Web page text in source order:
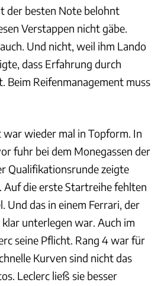
der besten Note belohnt
Verstappen nicht gäbe.
Und nicht, weil ihm Lando
dass Erfahrung durch
Beim Reifenmanagement muss
war wieder mal in Topform. In
fuhr bei dem Monegassen der
Qualifikationsrunde zeigte
Auf die erste Startreihe fehlten
Und das in einem Ferrari, der
unterlegen war. Auch im
seine Pflicht. Rang 4 war für
Kurven sind nicht das
Leclerc ließ sie besser